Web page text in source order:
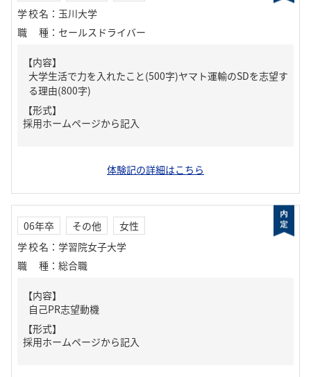
学校名 ： 玉川大学
職種 ： セールスドライバー
【内容】
大学生活で力を入れたこと(500字)ヤマト運輸のSDを志望す
る理由(800字)
【形式】
採用ホームページから記入
体験記の詳細はこちら
06年卒 その他
女性
学校名 ： 学習院女子大学
職種 ： 総合職
【内容】
自己PR志望動機
【形式】
採用ホームページから記入